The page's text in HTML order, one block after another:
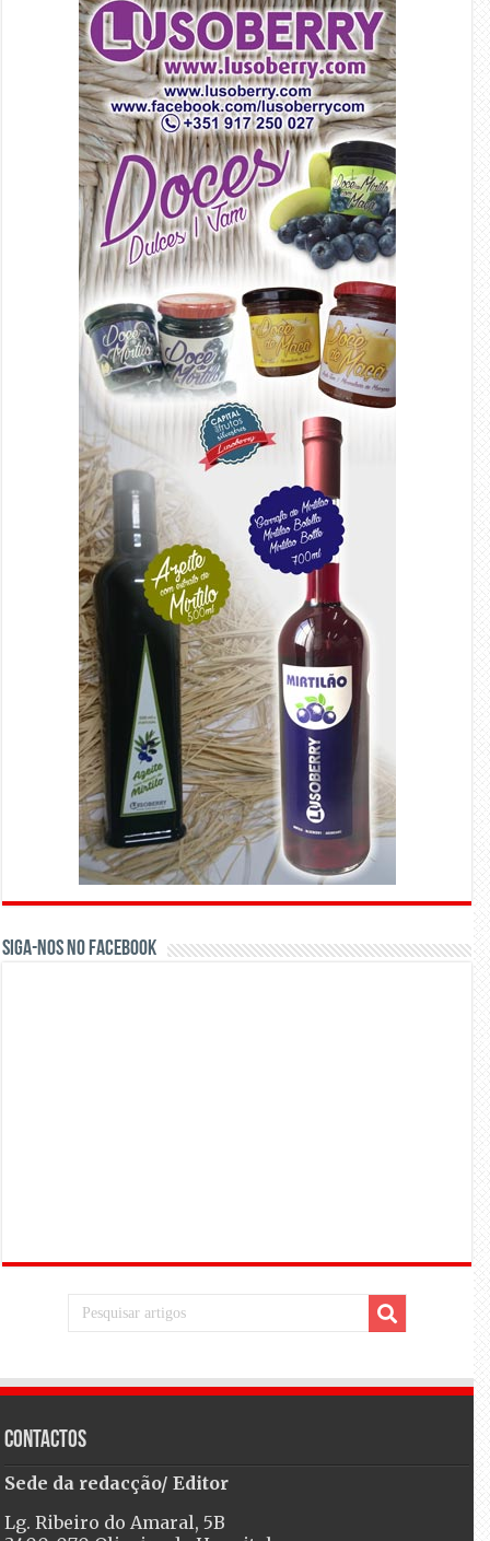
Siga-nos no Facebook
Contactos
Sede da redacção/ Editor
Lg. Ribeiro do Amaral, 5B